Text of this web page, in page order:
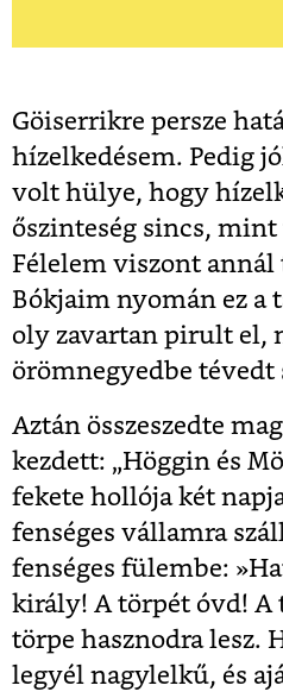
Göiserrikre persze
hízelkedésem. Pedig
volt hülye, hogy
őszinteség sincs, mint
Félelem viszont annál
Bókjaim nyomán ez a
oly zavartan pirult el,
örömnegyedbe tévedt
Aztán összeszedte
kezdett: „Höggin és
fekete hollója két
fenséges vállamra
fenséges fülembe:
király! A törpét óvd! A
törpe hasznodra lesz.
legyél nagylelkű, és